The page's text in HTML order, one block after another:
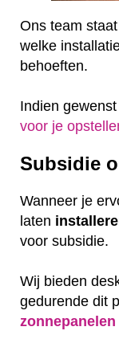
Ons team
welke
behoeften.
Indien
voor je
Subsidie
Wanneer je
laten
voor subsidie.
Wij bieden
gedurende dit
zonnepanelen